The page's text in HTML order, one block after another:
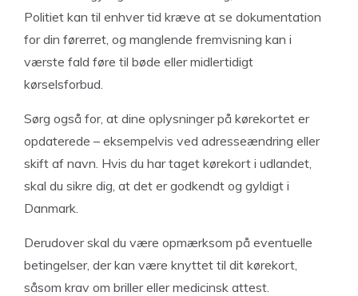
Politiet kan til enhver tid kræve at se dokumentation
for din førerret, og manglende fremvisning kan i
værste fald føre til bøde eller midlertidigt
kørselsforbud.
Sørg også for, at dine oplysninger på kørekortet er
opdaterede – eksempelvis ved adresseændring eller
skift af navn. Hvis du har taget kørekort i udlandet,
skal du sikre dig, at det er godkendt og gyldigt i
Danmark.
Derudover skal du være opmærksom på eventuelle
betingelser, der kan være knyttet til dit kørekort,
såsom krav om briller eller medicinsk attest.